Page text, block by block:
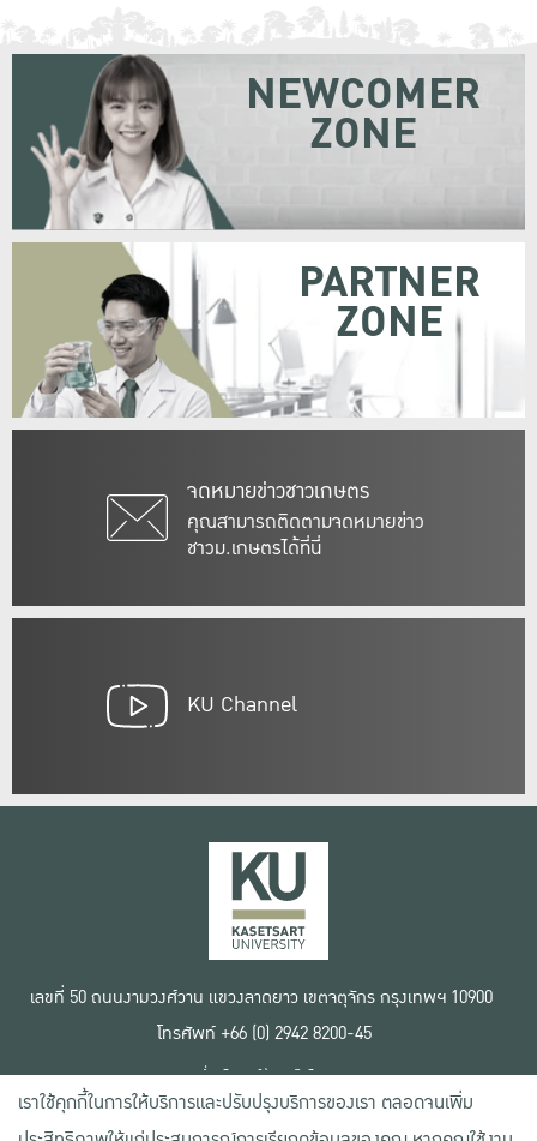
จดหมายข่าวชาวเกษตร
คุณสามารถติดตามจดหมายข่าว
ชาวม.เกษตรได้ที่นี่
NEWCOMER
ZONE
PARTNER
ZONE
KU Channel
เลขที่ 50 ถนนงามวงศ์วาน แขวงลาดยาว เขตจตุจักร กรุงเทพฯ 10900
โทรศัพท์ +66 (0) 2942 8200-45
เงื่อนไขการใช้งานเว็บไซต์
ข้อตกลงด้านสิทธิ์ใช้งาน
นโยบายความเป็นส่วนตัว
เราใช้คุกกี้ในการให้บริการและปรับปรุงบริการของเรา ตลอดจนเพิ่ม